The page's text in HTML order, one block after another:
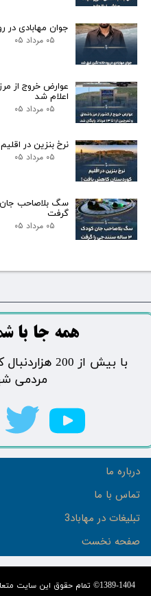
جوان مهابادی در
۰۵ مرداد ۰۵
عوارض خروج از
اعلام شد
۰۵ مرداد ۰۵
نرخ بنزین در
۰۵ مرداد ۰۵
گرفت
۰۵ مرداد ۰۵
1389-1404© تمام حقوق این سایت متعلق به پایگاه خبری
درباره ما
تماس با ما
تبلیغات در مهاباد3
صفحه نخست
​​​همه جا با
​با بیش از
مردمی